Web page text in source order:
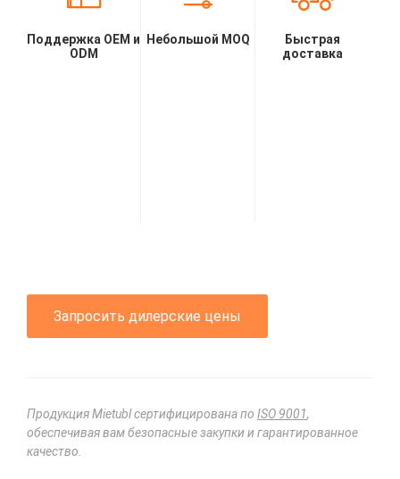
Поддержка OEM и
ODM
Небольшой MOQ
Быстрая
доставка
Запросить дилерские цены
Продукция Mietubl сертифицирована по ISO 9001,
обеспечивая вам безопасные закупки и гарантированное
качество.